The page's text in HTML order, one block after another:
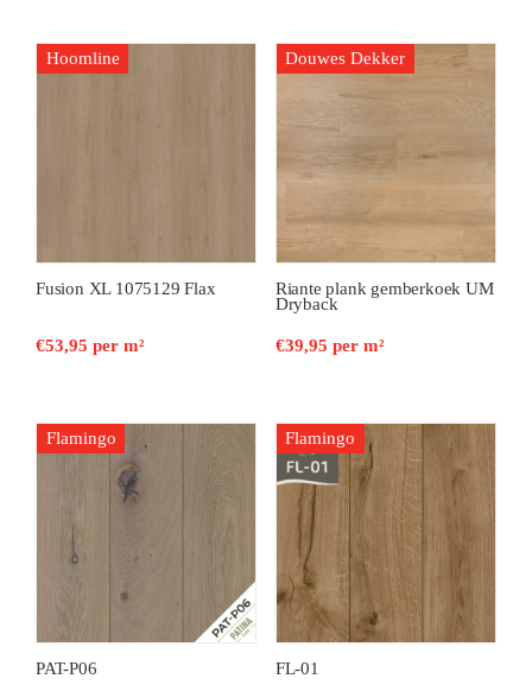
Hoomline
Fusion XL 1075129 Flax
€53,95 per m²
Douwes Dekker
Riante plank gemberkoek UM
Dryback
€39,95 per m²
Flamingo
PAT-P06
Flamingo
FL-01